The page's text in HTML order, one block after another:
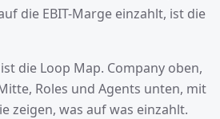
die EBIT-Marge einzahlt, ist die
die Loop Map. Company oben,
Roles und Agents unten, mit
zeigen, was auf was einzahlt.